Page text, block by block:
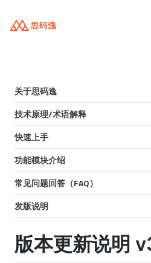
关于思码逸
技术原理/术语解释
快速上手
功能模块介绍
常见问题回答（FAQ）
发版说明
版本更新说明